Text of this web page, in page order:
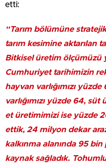
etti:
“Tarım bölümüne
tarım kesimine aktarılan
Bitkisel üretim ölçümüzü
Cumhuriyet tarihimizin
hayvan varlığımızı
varlığımızı yüzde 64, süt
et üretimimizi ise yüzde
ettik, 24 milyon dekar
kalkınma alanında 95
kaynak sağladık.